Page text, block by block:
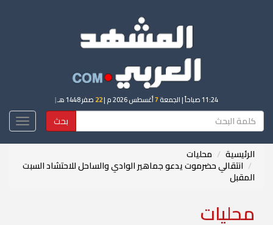
11:24 صباحاً | الجمعة7أغسطس 2026 م | 22 صفر 1448 هـ |
بحث
الرئيسية محليات
انتقالي حضرموت يدعو جماهير الوادي والساحل للاحتشاد السبت
المقبل
محليات